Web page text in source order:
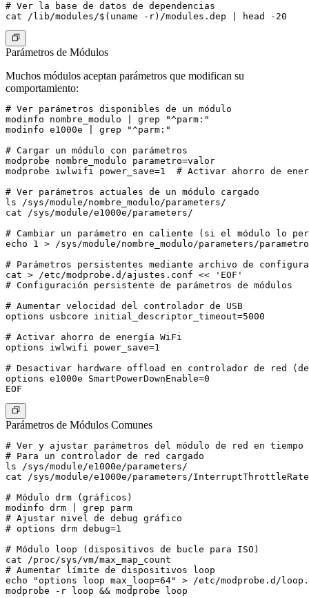
# Ver la base de datos de dependencias
Parámetros de Módulos
Muchos módulos aceptan parámetros que modifican su
comportamiento:
# Ver parámetros disponibles de un módulo
modinfo nombre_modulo | grep "^parm:"
modinfo e1000e | grep "^parm:"
# Cargar un módulo con parámetros
modprobe nombre_modulo parametro=valor
modprobe iwlwifi power_save=1  # Activar ahorro de
# Ver parámetros actuales de un módulo cargado
ls /sys/module/nombre_modulo/parameters/
cat /sys/module/e1000e/parameters/
# Cambiar un parámetro en caliente (si el módulo lo
echo 1 > /sys/module/nombre_modulo/parameters/parametro
# Parámetros persistentes mediante archivo de
cat > /etc/modprobe.d/ajustes.conf << 'EOF'
# Configuración persistente de parámetros de módulos
# Aumentar velocidad del controlador de USB
options usbcore initial_descriptor_timeout=5000
# Activar ahorro de energía WiFi
options iwlwifi power_save=1
# Desactivar hardware offload en controlador de red
options e1000e SmartPowerDownEnable=0
Parámetros de Módulos Comunes
# Ver y ajustar parámetros del módulo de red en
# Para un controlador de red cargado
ls /sys/module/e1000e/parameters/
cat /sys/module/e1000e/parameters/InterruptThrottleRate
# Módulo drm (gráficos)
modinfo drm | grep parm
# Ajustar nivel de debug gráfico
# options drm debug=1
# Módulo loop (dispositivos de bucle para ISO)
cat /proc/sys/vm/max_map_count
# Aumentar límite de dispositivos loop
echo "options loop max_loop=64" > /etc/modprobe.d/
modprobe -r loop && modprobe loop